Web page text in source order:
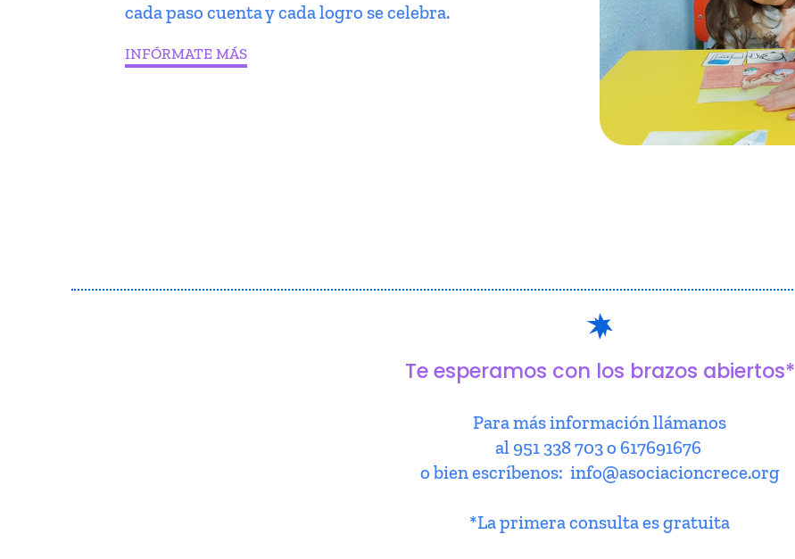
cada paso cuenta y cada logro se celebra.
INFÓRMATE MÁS
Te esperamos con los brazos abiertos*
Para más información llámanos
al 951 338 703 o 617691676
o bien escríbenos: info@asociacioncrece.org
*La primera consulta es gratuita